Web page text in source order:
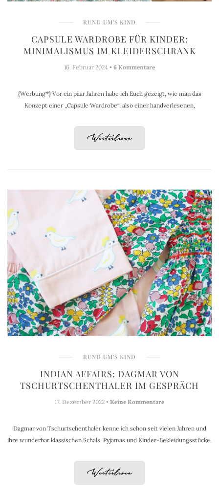
RUND UM'S KIND
CAPSULE WARDROBE FÜR KINDER:
MINIMALISMUS IM KLEIDERSCHRANK
16. Februar 2024 • 6 Kommentare
{Werbung*} Vor ein paar Jahren habe ich Euch gezeigt, wie man das
Konzept einer „Capsule Wardrobe“, also einer handverlesenen,
Weiterlesen
RUND UM'S KIND
INDIAN AFFAIRS: DAGMAR VON
TSCHURTSCHENTHALER IM GESPRÄCH
17. Dezember 2022 • Keine Kommentare
Dagmar von Tschurtschenthaler kenne ich schon seit vielen Jahren und
ihre wunderbar klassischen Schals, Pyjamas und Kinder-Bekleidungsstücke,
Weiterlesen